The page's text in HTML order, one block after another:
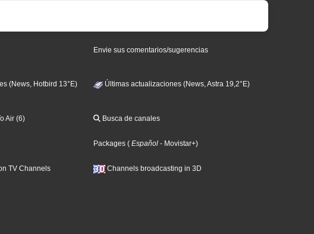
Envie sus comentarios/sugerencias
(News, Hotbird 13°E) Últimas actualizaciones (News, Astra 19,2°E)
Air (6) Busca de canales
Packages ( Español - Movistar+)
TV Channels Channels broadcasting in 3D